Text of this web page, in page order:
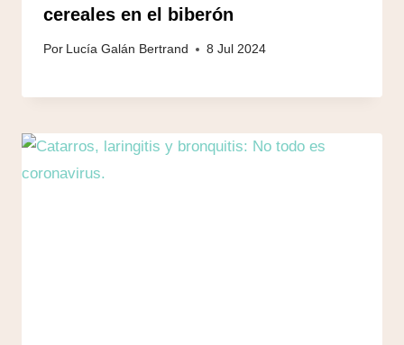
cereales en el biberón
Por Lucía Galán Bertrand 8 Jul 2024